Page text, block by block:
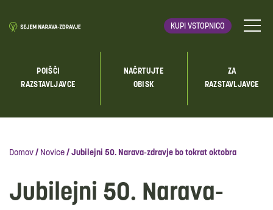
KUPI VSTOPNICO
POIŠČI
RAZSTAVLJAVCE
NAČRTUJTE
OBISK
ZA
RAZSTAVLJAVCE
Domov / Novice / Jubilejni 50. Narava-zdravje bo tokrat oktobra
Jubilejni 50. Narava-